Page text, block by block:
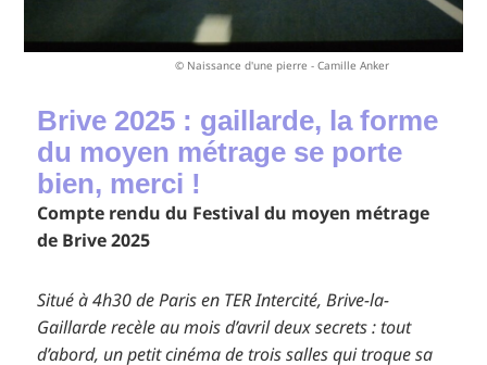
© Naissance d'une pierre - Camille Anker
Brive 2025 : gaillarde, la forme
du moyen métrage se porte
bien, merci !
Compte rendu du Festival du moyen métrage
de Brive 2025
Situé à 4h30 de Paris en TER Intercité, Brive-la-
Gaillarde recèle au mois d’avril deux secrets : tout
d’abord, un petit cinéma de trois salles qui troque sa